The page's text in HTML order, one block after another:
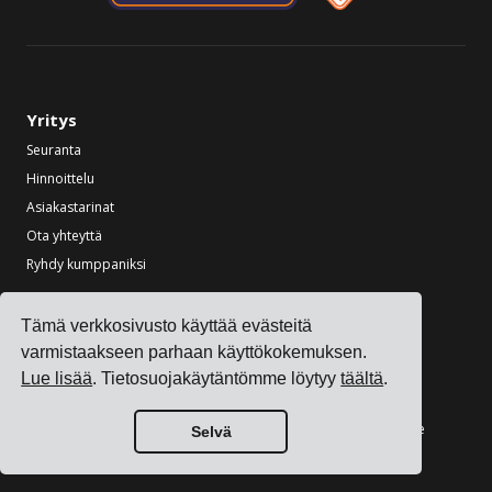
Tämä verkkosivusto käyttää evästeitä
varmistaakseen parhaan käyttökokemuksen.
Lue lisää. Tietosuojakäytäntömme löytyytäältä.
Selvä
Yritys
Seuranta
Hinnoittelu
Asiakastarinat
Ota yhteyttä
Ryhdy kumppaniksi
Kuljetuksenhallintaohjelmisto elektroniikkavalmistajille
Kuljetuksenhallintaohjelmisto kemianvalmistajille
Kuljetuksenhallintaohjelmisto painatus- ja pakkausalan yrityksille
Katso kaikki toimialat